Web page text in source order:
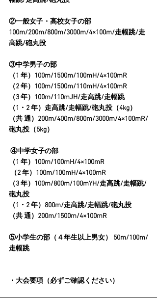
②一般女子・高校女子の部
100m/200m/800m/3000m/4×100m/走幅跳/走
高跳/砲丸投
③中学男子の部
（1 年）100m/1500m/100mH/4×100mR
（2 年）100m/1500m/110mH/4×100mR
（3 年）100m/110mJH/走高跳/走幅跳
（1・2 年）走高跳/走幅跳/砲丸投（4kg）
（共 通）200m/400m/800m/3000m/4×100mR/
砲丸投（5kg）
④中学女子の部
（1 年）100m/100mH/4×100mR
（2 年）100m/100mH/4×100mR
（3 年）100m/800m/100mYH/走高跳/走幅跳/
砲丸投
（1・2 年）800m/走高跳/走幅跳/砲丸投
（共 通）200m/1500m/4×100mR
⑤小学生の部（４年生以上男女） 50m/100m/
走幅跳
・大会要項（必ずご確認ください）